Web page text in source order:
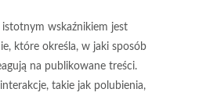
istotnym wskaźnikiem jest
które określa, w jaki sposób
na publikowane treści.
takie jak polubienia,